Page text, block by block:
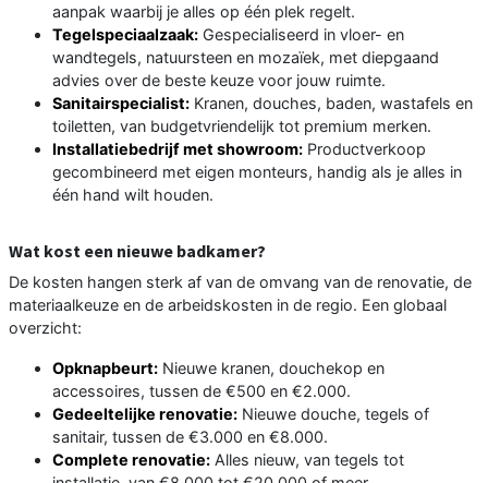
aanpak waarbij je alles op één plek regelt.
Tegelspeciaalzaak: Gespecialiseerd in vloer- en
wandtegels, natuursteen en mozaïek, met diepgaand
advies over de beste keuze voor jouw ruimte.
Sanitairspecialist: Kranen, douches, baden, wastafels en
toiletten, van budgetvriendelijk tot premium merken.
Installatiebedrijf met showroom: Productverkoop
gecombineerd met eigen monteurs, handig als je alles in
één hand wilt houden.
Wat kost een nieuwe badkamer?
De kosten hangen sterk af van de omvang van de renovatie, de
materiaalkeuze en de arbeidskosten in de regio. Een globaal
overzicht:
Opknapbeurt: Nieuwe kranen, douchekop en
accessoires, tussen de €500 en €2.000.
Gedeeltelijke renovatie: Nieuwe douche, tegels of
sanitair, tussen de €3.000 en €8.000.
Complete renovatie: Alles nieuw, van tegels tot